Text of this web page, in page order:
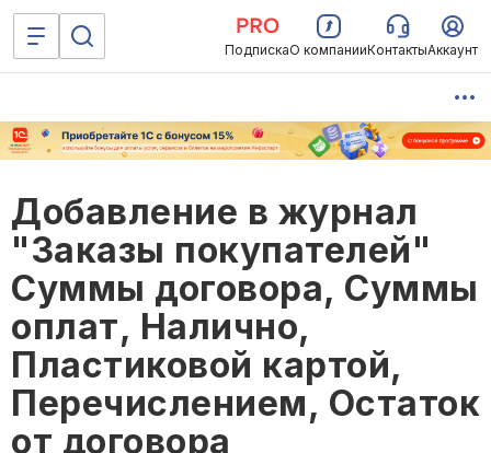
ПодпискаО компанииКонтактыАккаунт
Добавление в журнал
"Заказы покупателей"
Суммы договора, Суммы
оплат, Налично,
Пластиковой картой,
Перечислением, Остаток
от договора